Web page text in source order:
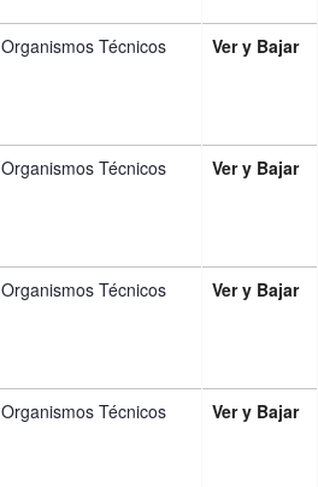
Organismos Técnicos Ver y Bajar
Organismos Técnicos Ver y Bajar
Organismos Técnicos Ver y Bajar
Organismos Técnicos Ver y Bajar